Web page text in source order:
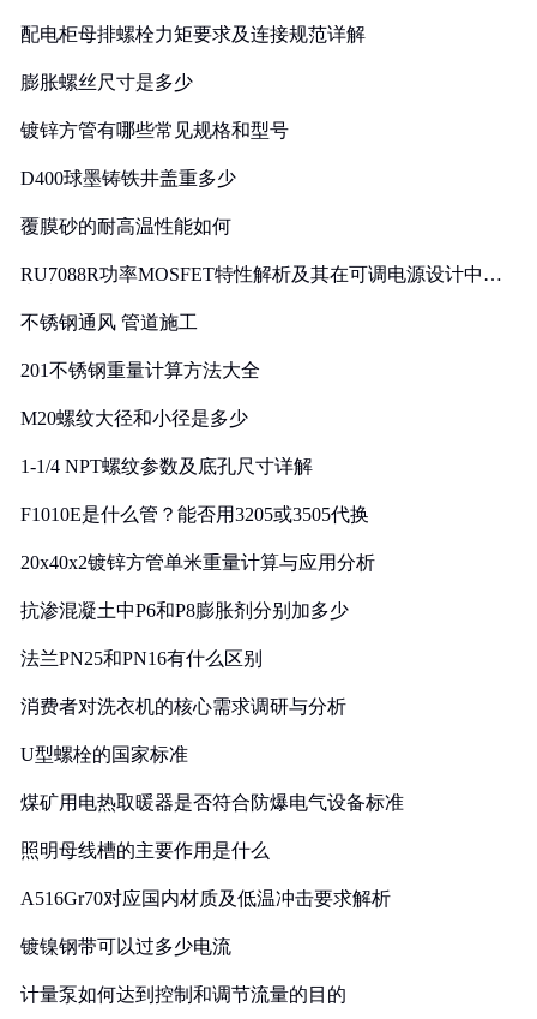
配电柜母排螺栓力矩要求及连接规范详解
膨胀螺丝尺寸是多少
镀锌方管有哪些常见规格和型号
D400球墨铸铁井盖重多少
覆膜砂的耐高温性能如何
RU7088R功率MOSFET特性解析及其在可调电源设计中的
不锈钢通风 管道施工
201不锈钢重量计算方法大全
M20螺纹大径和小径是多少
1-1/4 NPT螺纹参数及底孔尺寸详解
F1010E是什么管？能否用3205或3505代换
20x40x2镀锌方管单米重量计算与应用分析
抗渗混凝土中P6和P8膨胀剂分别加多少
法兰PN25和PN16有什么区别
消费者对洗衣机的核心需求调研与分析
U型螺栓的国家标准
煤矿用电热取暖器是否符合防爆电气设备标准
照明母线槽的主要作用是什么
A516Gr70对应国内材质及低温冲击要求解析
镀镍钢带可以过多少电流
计量泵如何达到控制和调节流量的目的